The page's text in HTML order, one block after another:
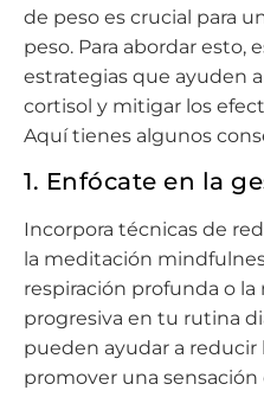
de peso es crucial para
peso. Para abordar esto,
estrategias que ayuden
cortisol y mitigar los
Aquí tienes algunos
1. Enfócate en la
Incorpora técnicas de
la meditación
respiración profunda o
progresiva en tu rutina
pueden ayudar a reducir
promover una sensación